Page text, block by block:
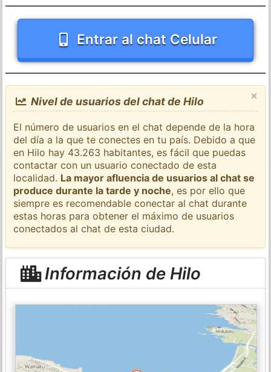
Entrar al chat Celular
×
Nivel de usuarios del chat de Hilo
El número de usuarios en el chat depende de la hora
del día a la que te conectes en tu país. Debido a que
en Hilo hay 43.263 habitantes, es fácil que puedas
contactar con un usuario conectado de esta
localidad. La mayor afluencia de usuarios al chat se
produce durante la tarde y noche, es por ello que
siempre es recomendable conectar al chat durante
estas horas para obtener el máximo de usuarios
conectados al chat de esta ciudad.
Información de Hilo